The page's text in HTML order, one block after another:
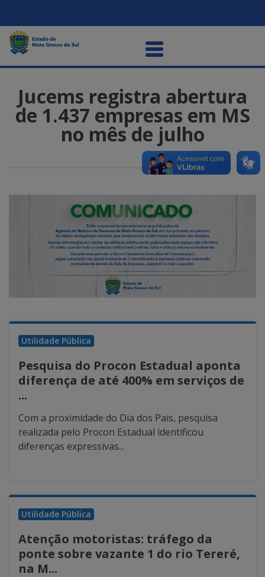
Jucems registra abertura
de 1.437 empresas em MS
no mês de julho
Utilidade Pública
Pesquisa do Procon Estadual aponta
diferença de até 400% em serviços de
...
Com a proximidade do Dia dos Pais, pesquisa
realizada pelo Procon Estadual identificou
diferenças expressivas...
Utilidade Pública
Atenção motoristas: tráfego da
ponte sobre vazante 1 do rio Tereré,
na M...